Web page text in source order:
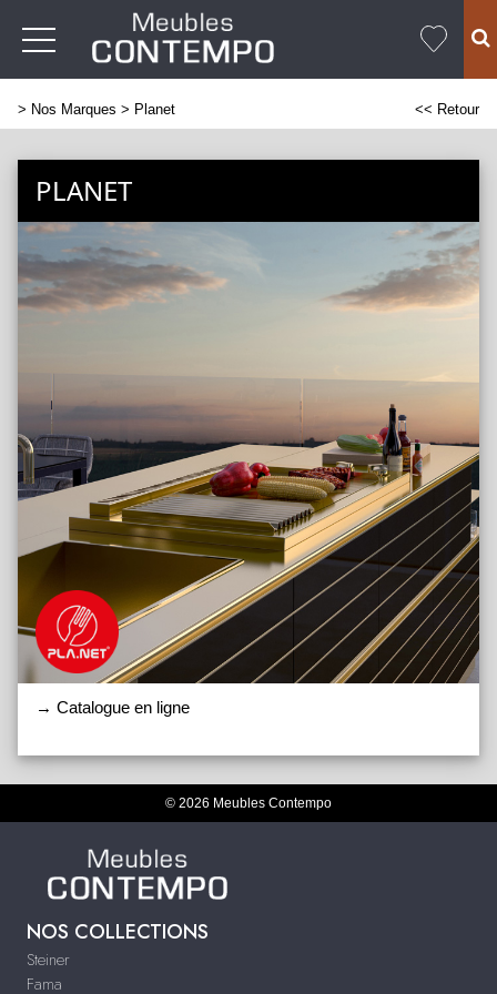
> Nos Marques > Planet << Retour
PLANET
→ Catalogue en ligne
© 2026 Meubles Contempo
NOS COLLECTIONS
Steiner
Fama